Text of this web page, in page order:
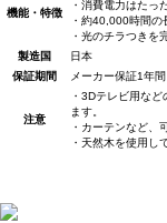
機能・特徴
・消費電力はたっ
・約40,000時間の
・光のチラつきを
製造国
日本
保証期間
メーカー保証1年間
注意
・3Dテレビ用な
ます。
・カーテンなど、
・天然木を使用し